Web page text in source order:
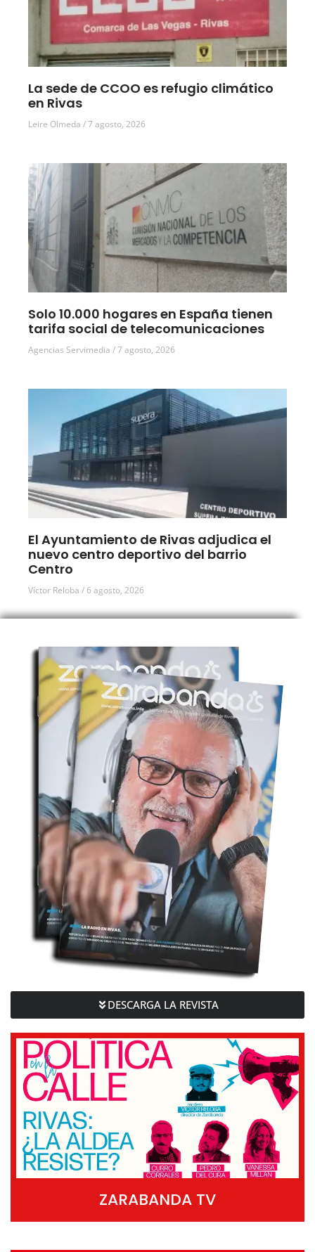
La sede de CCOO es refugio climático
en Rivas
Leire Olmeda 7 agosto, 2026
Solo 10.000 hogares en España tienen
tarifa social de telecomunicaciones
Agencias Servimedia 7 agosto, 2026
El Ayuntamiento de Rivas adjudica el
nuevo centro deportivo del barrio
Centro
Víctor Reloba 6 agosto, 2026
DESCARGA LA REVISTA
ZARABANDA TV